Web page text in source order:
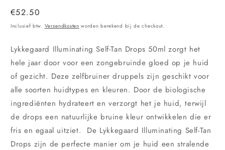
Normale
prijs
€52.50
Inclusief btw. Verzendkosten worden berekend bij de checkout.
Lykkegaard Illuminating Self-Tan Drops 50ml zorgt het
hele jaar door voor een zongebruinde gloed op je huid
of gezicht. Deze zelfbruiner druppels zijn geschikt voor
alle soorten huidtypes en kleuren. Door de biologische
ingrediënten hydrateert en verzorgt het je huid, terwijl
de drops een natuurlijke bruine kleur ontwikkelen die er
fris en egaal uitziet. De Lykkegaard Illuminating Self-Tan
Drops zijn de perfecte manier om je huid een stralende